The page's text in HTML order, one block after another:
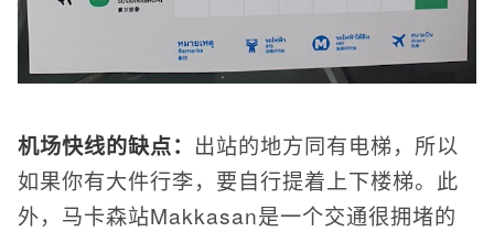
机场快线的缺点： 出站的地方同有电梯，所以
如果你有大件行李，要自行提着上下楼梯。此
外，马卡森站Makkasan是一个交通很拥堵的